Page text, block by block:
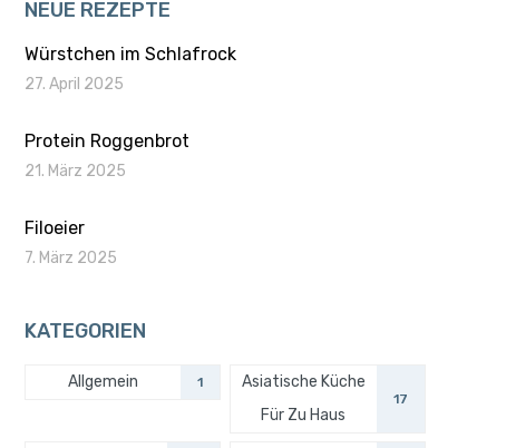
NEUE REZEPTE
Würstchen im Schlafrock
27. April 2025
Protein Roggenbrot
21. März 2025
Filoeier
7. März 2025
KATEGORIEN
Allgemein 1
Asiatische Küche
Für Zu Haus
17